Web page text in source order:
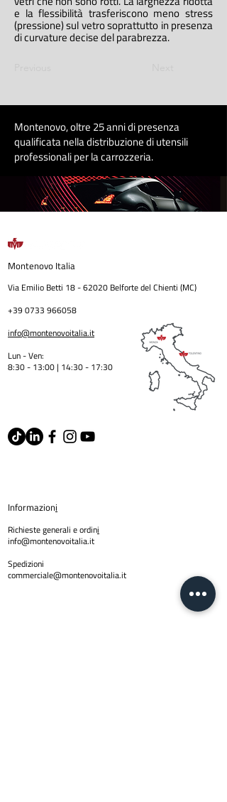
e la flessibilità trasferiscono meno stress
(pressione) sul vetro soprattutto in presenza
di curvature decise del parabrezza.
Montenovo, oltre 25 anni di presenza
qualificata nella distribuzione di utensili
professionali per la carrozzeria.
Montenovo Italia
Via Emilio Betti 18 - 62020 Belforte del Chienti (MC)
+39 0733 966058
info@montenovoitalia.it
Lun - Ven:
8:30 - 13:00 | 14:30 - 17:30
Informazioni
Richieste generali e ordini
info@montenovoitalia.it
Spedizioni
commerciale@montenovoitalia.it